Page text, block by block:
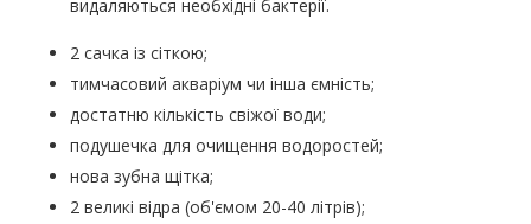
видаляються необхідні бактерії.
2 сачка із сіткою;
тимчасовий акваріум чи інша ємність;
достатню кількість свіжої води;
подушечка для очищення водоростей;
нова зубна щітка;
2 великі відра (об'ємом 20-40 літрів);